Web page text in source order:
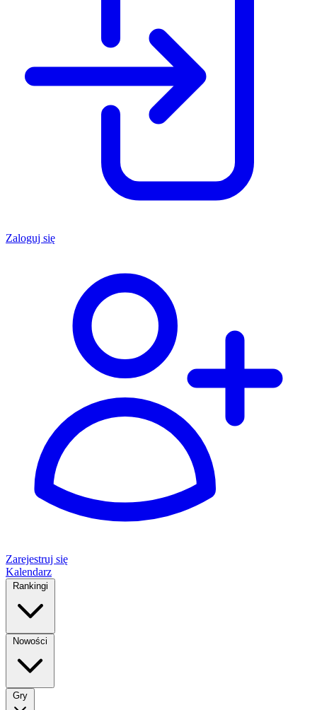
Zaloguj się
Zarejestruj się
Kalendarz
Rankingi
Nowości
Gry